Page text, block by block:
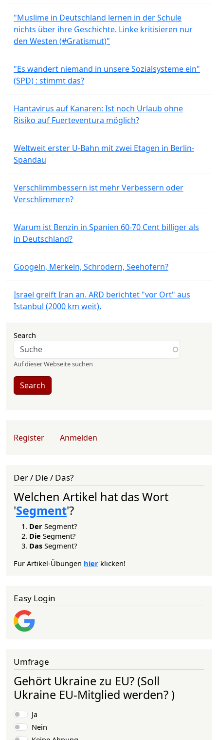
"Muslime in Deutschland lernen in der Schule
nichts über ihre Geschichte. Linke kritisieren nur
den Westen (#Gratismut)"
"Es wandert niemand in unsere Sozialsysteme ein"
(SPD) : stimmt das?
Hantavirus auf Kanaren: Ist noch Urlaub ohne
Risiko auf Fuerteventura möglich?
Weltweit erster U-Bahn mit zwei Etagen in Berlin-
Spandau
Verschlimmbessern ist mehr Verbessern oder
Verschlimmern?
Warum ist Benzin in Spanien 60-70 Cent billiger als
in Deutschland?
Googeln, Merkeln, Schrödern, Seehofern?
Israel greift Iran an. ARD berichtet "vor Ort" aus
Istanbul (2000 km weit).
Search
Auf dieser Webseite suchen
Search
User account menu
Register Anmelden
Der / Die / Das?
Welchen Artikel hat das Wort
'Segment'?
Der Segment?
Die Segment?
Das Segment?
Für Artikel-Übungen hier klicken!
Easy Login
Umfrage
Gehört Ukraine zu EU? (Soll
Ukraine EU-Mitglied werden? )
Auswahlmöglichkeiten
Ja
Nein